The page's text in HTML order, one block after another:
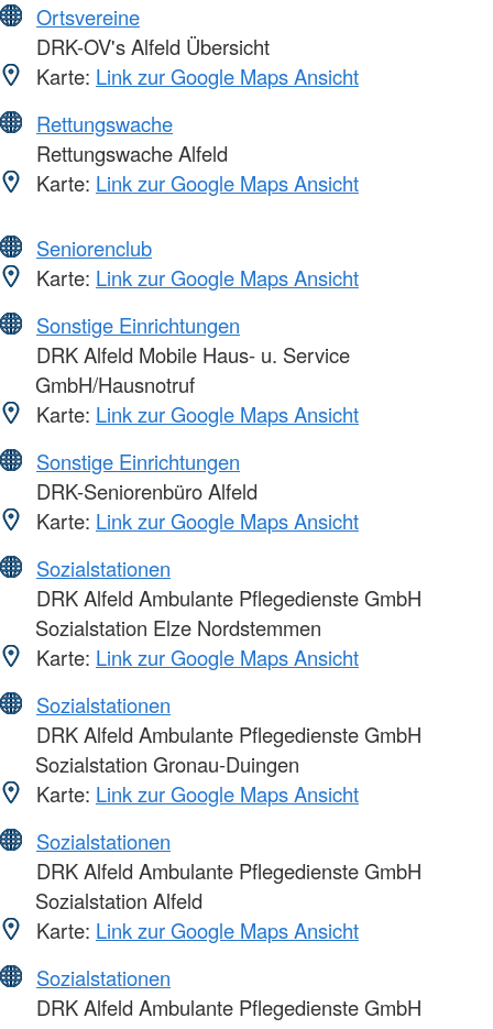
Ortsvereine
DRK-OV's Alfeld Übersicht
Karte: Link zur Google Maps Ansicht
Rettungswache
Rettungswache Alfeld
Karte: Link zur Google Maps Ansicht
Seniorenclub
Karte: Link zur Google Maps Ansicht
Sonstige Einrichtungen
DRK Alfeld Mobile Haus- u. Service
GmbH/Hausnotruf
Karte: Link zur Google Maps Ansicht
Sonstige Einrichtungen
DRK-Seniorenbüro Alfeld
Karte: Link zur Google Maps Ansicht
Sozialstationen
DRK Alfeld Ambulante Pflegedienste GmbH
Sozialstation Elze Nordstemmen
Karte: Link zur Google Maps Ansicht
Sozialstationen
DRK Alfeld Ambulante Pflegedienste GmbH
Sozialstation Gronau-Duingen
Karte: Link zur Google Maps Ansicht
Sozialstationen
DRK Alfeld Ambulante Pflegedienste GmbH
Sozialstation Alfeld
Karte: Link zur Google Maps Ansicht
Sozialstationen
DRK Alfeld Ambulante Pflegedienste GmbH